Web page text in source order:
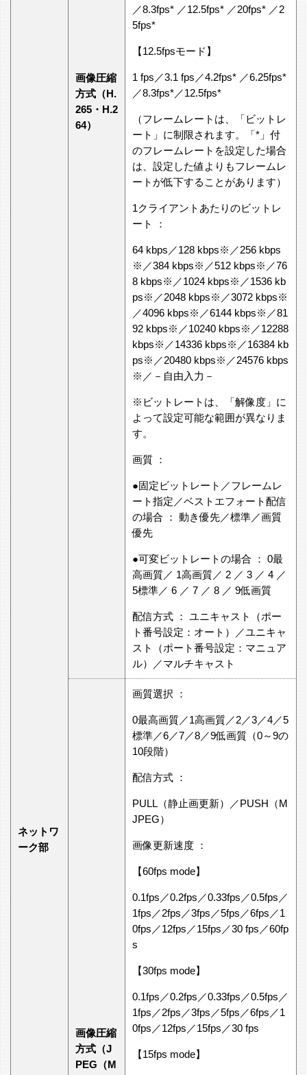
ネットワ
ーク部
画像圧縮
方式（H.
265・H.2
64）
／8.3fps* ／12.5fps* ／20fps* ／2
5fps*
【12.5fpsモード】
1 fps／3.1 fps／4.2fps* ／6.25fps*
／8.3fps*／12.5fps*
（フレームレートは、「ビットレ
ート」に制限されます。「*」付
のフレームレートを設定した場合
は、設定した値よりもフレームレ
ートが低下することがあります）
1クライアントあたりのビットレ
ート ：
64 kbps／128 kbps※／256 kbps
※／384 kbps※／512 kbps※／76
8 kbps※／1024 kbps※／1536 kb
ps※／2048 kbps※／3072 kbps※
／4096 kbps※／6144 kbps※／81
92 kbps※／10240 kbps※／12288
kbps※／14336 kbps※／16384 kb
ps※／20480 kbps※／24576 kbps
※／－自由入力－
※ビットレートは、「解像度」に
よって設定可能な範囲が異なりま
す。
画質 ：
●固定ビットレート／フレームレ
ート指定／ベストエフォート配信
の場合 ： 動き優先／標準／画質
優先
●可変ビットレートの場合 ： 0最
高画質／ 1高画質／ 2 ／ 3 ／ 4 ／
5標準／ 6 ／ 7 ／ 8 ／ 9低画質
配信方式 ： ユニキャスト（ポー
ト番号設定：オート）／ユニキャ
スト（ポート番号設定：マニュア
ル）／マルチキャスト
画像圧縮
方式（J
PEG（M
画質選択 ：
0最高画質／1高画質／2／3／4／5
標準／6／7／8／9低画質（0～9の
10段階）
配信方式 ：
PULL（静止画更新）／PUSH（M
JPEG）
画像更新速度 ：
【60fps mode】
0.1fps／0.2fps／0.33fps／0.5fps／
1fps／2fps／3fps／5fps／6fps／1
0fps／12fps／15fps／30 fps／60fp
s
【30fps mode】
0.1fps／0.2fps／0.33fps／0.5fps／
1fps／2fps／3fps／5fps／6fps／1
0fps／12fps／15fps／30 fps
【15fps mode】